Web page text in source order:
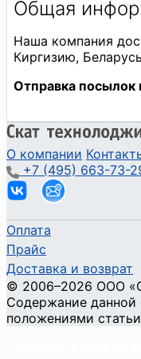
О компании
+7 (495) 663-73-
Оплата
Прайс
Доставка и возврат
© 2006–2026 ООО
Содержание данной
положениями